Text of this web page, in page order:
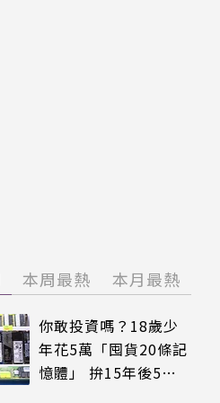
本周最熱 本月最熱
你敢投資嗎？18歲少
年花5萬「囤貨20條記
憶體」 拚15年後5倍